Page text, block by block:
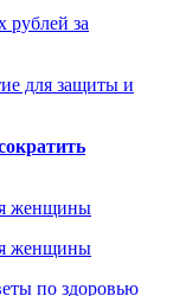
рублей за
для защиты и
женщины
женщины
по здоровью